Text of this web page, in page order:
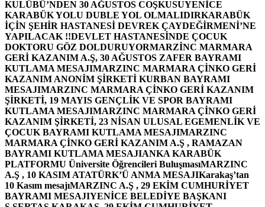
KULÜBÜ’NDEN 30 AĞUSTOS COŞKUSUYENİCE
KARABÜK YOLU DUBLE YOL OLMALIDIRKARABÜK
İÇİN ŞEHİR HASTANESİ DEVREK ÇAYDEĞİRMENİ’NE
YAPILACAK !!DEVLET HASTANESİNDE ÇOCUK
DOKTORU GÖZ DOLDURUYORMARZİNC MARMARA
GERİ KAZANIM A.Ş, 30 AĞUSTOS ZAFER BAYRAMI
KUTLAMA MESAJIMARZINC MARMARA ÇİNKO GERİ
KAZANIM ANONİM ŞİRKETİ KURBAN BAYRAMI
MESAJIMARZINC MARMARA ÇİNKO GERİ KAZANIM
ŞİRKETİ, 19 MAYIS GENÇLİK VE SPOR BAYRAMI
KUTLAMA MESAJIMARZINC MARMARA ÇİNKO GERİ
KAZANIM ŞİRKETİ, 23 NİSAN ULUSAL EGEMENLİK VE
ÇOCUK BAYRAMI KUTLAMA MESAJIMARZINC
MARMARA ÇİNKO GERİ KAZANIM A.Ş , RAMAZAN
BAYRAMI KUTLAMA MESAJIANKA KARABÜK
PLATFORMU Üniversite Öğrencileri BuluşmasıMARZINC
A.Ş , 10 KASIM ATATÜRK’Ü ANMA MESAJIKarakaş’tan
10 Kasım mesajıMARZINC A.Ş , 29 EKİM CUMHURİYET
BAYRAMI MESAJIYENİCE BELEDİYE BAŞKANI